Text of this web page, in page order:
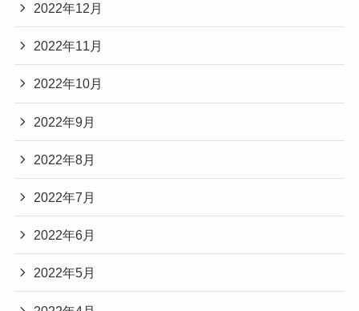
2022年12月
2022年11月
2022年10月
2022年9月
2022年8月
2022年7月
2022年6月
2022年5月